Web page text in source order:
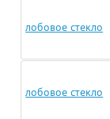
лобовое стекло
лобовое стекло